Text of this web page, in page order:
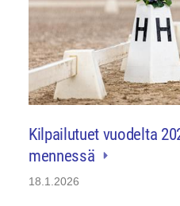
Kilpailutuet vuodelta
mennessä
18.1.2026